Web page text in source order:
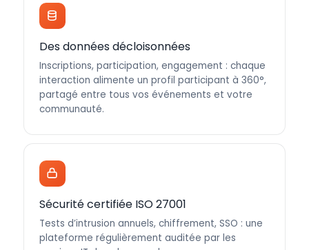
Des données décloisonnées
Inscriptions, participation, engagement : chaque
interaction alimente un profil participant à 360°,
partagé entre tous vos événements et votre
communauté.
Sécurité certifiée ISO 27001
Tests d’intrusion annuels, chiffrement, SSO : une
plateforme régulièrement auditée par les